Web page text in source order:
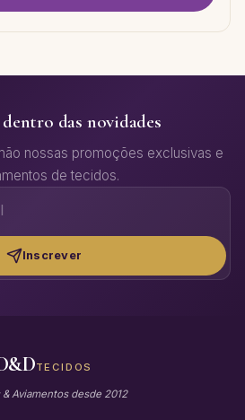
das novidades
nossas promoções exclusivas e
de tecidos.
Inscrever
TECIDOS
& Aviamentos desde 2012